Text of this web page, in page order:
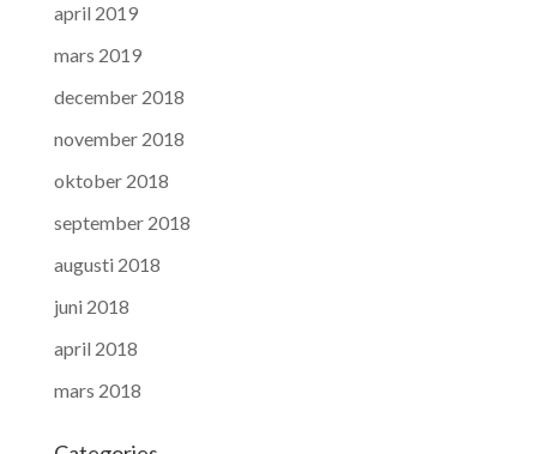
april 2019
mars 2019
december 2018
november 2018
oktober 2018
september 2018
augusti 2018
juni 2018
april 2018
mars 2018